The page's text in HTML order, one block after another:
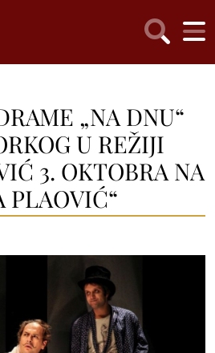
„NA DNU“
U REŽIJI
3. OKTOBRA NA
PLAOVIĆ“